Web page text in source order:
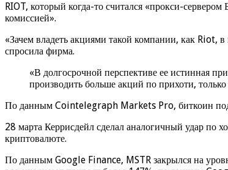
RIOT, который когда-то считался «прокси-
комиссией».
«Зачем владеть акциями такой компании, как Riot,
спросила фирма.
«В долгосрочной перспективе ее истинная
производить больше акций по прихоти,
По данным Cointelegraph Markets Pro, биткоин
28 марта Керрисдейл сделал аналогичный удар по
криптовалюте.
По данным Google Finance, MSTR закрылся на